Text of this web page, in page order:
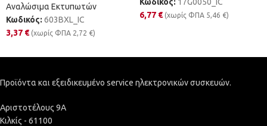
Αναλώσιμα Εκτυπωτών
Κωδικός: 603BXL_IC
3,37 € (χωρίς ΦΠΑ 2,72 €)
6,77 € (χωρίς ΦΠΑ 5,46 €)
Προϊόντα και εξειδικευμένο service ηλεκτρονικών συσκευών.
Αριστοτέλους 9Α
Κιλκίς - 61100